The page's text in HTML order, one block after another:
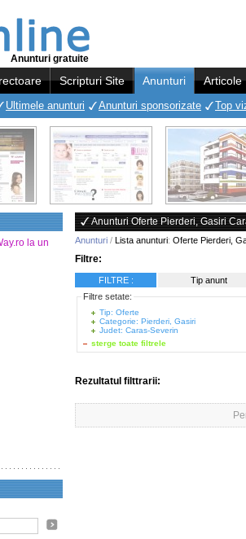
Anunturi gratuite
Scripturi Site Anunturi Articole
Ultimele anunturi Anunturi sponsorizate Top
la un
Anunturi Oferte Pierderi, Gasiri
Anunturi / Lista anunturi: Oferte Pierderi,
Filtre:
FILTRE : Tip anunt
Filtre setate:
Tip: Oferte
Categorie: Pierderi, Gasiri
Judet: Caras-Severin
sterge toate filtrele
Rezultatul filttrarii: